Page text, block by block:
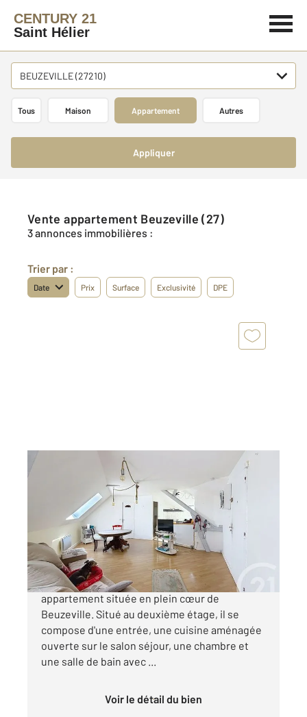
CENTURY 21
Saint Hélier
BEUZEVILLE (27210)
Tous Maison Appartement Autres
Appliquer
Vente appartement Beuzeville (27)
3 annonces immobilières :
Trier par :
Date Prix Surface Exclusivité DPE
, 2 pièces
Ref : 15643
Appartement T2 à vendre
80 000 €
Century 21 Saint Hélier vous propose cet
appartement située en plein cœur de
Beuzeville. Situé au deuxième étage, il se
compose d'une entrée, une cuisine aménagée
ouverte sur le salon séjour, une chambre et
une salle de bain avec ...
Voir le détail du bien